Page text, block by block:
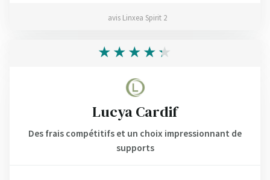
avis Linxea Spirit 2
Lucya Cardif
Des frais compétitifs et un choix impressionnant de
supports